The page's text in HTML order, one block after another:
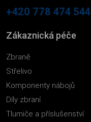
+420 778 474 544
Zákaznická péče
Zbraně
Střelivo
Komponenty nábojů
Díly zbraní
Tlumiče a příslušenství